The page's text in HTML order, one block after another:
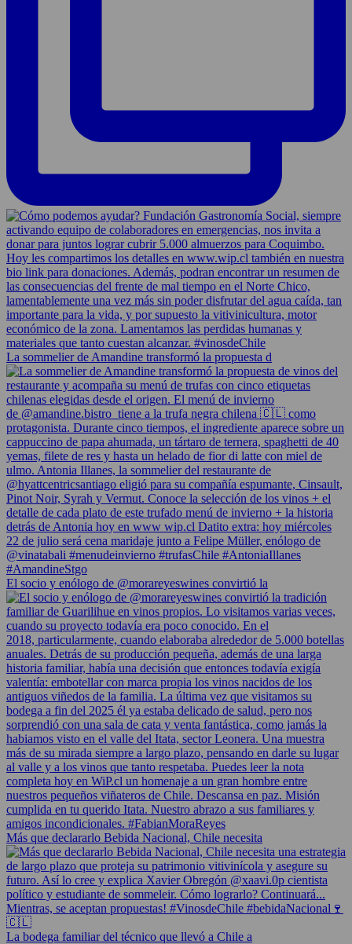
La sommelier de Amandine transformó la propuesta d
El socio y enólogo de @morareyeswines convirtió la
Más que declararlo Bebida Nacional, Chile necesita
La bodega familiar del técnico que llevó a Chile a